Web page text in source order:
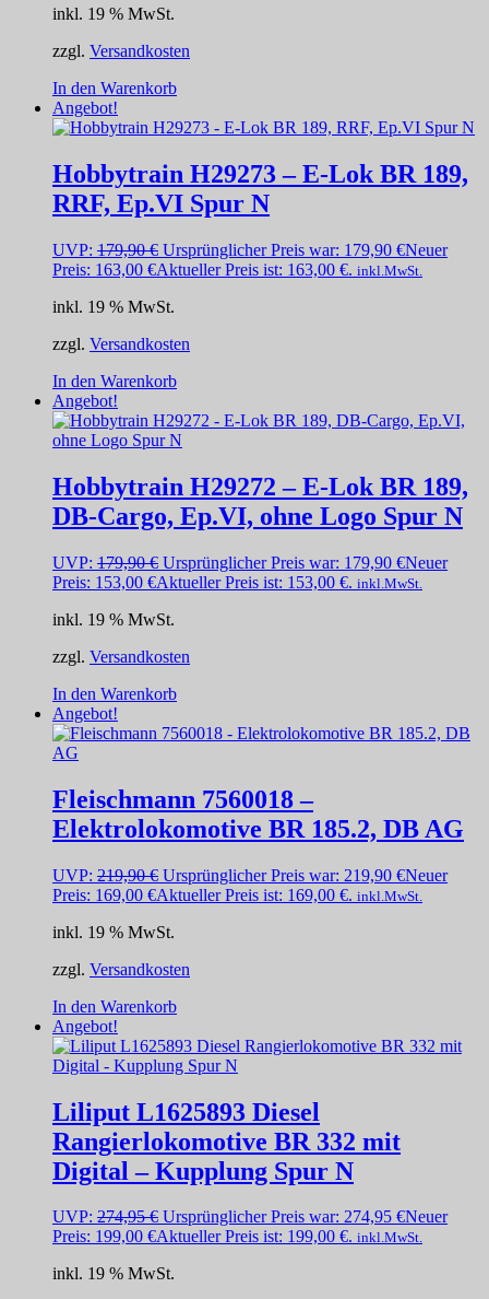
inkl. 19 % MwSt.
zzgl. Versandkosten
In den Warenkorb
Angebot!
Hobbytrain H29273 – E-Lok BR 189,
RRF, Ep.VI Spur N
UVP: 179,90€ Ursprünglicher Preis war: 179,90 €Neuer
Preis: 163,00 €Aktueller Preis ist: 163,00 €. inkl.MwSt.
inkl. 19 % MwSt.
zzgl. Versandkosten
In den Warenkorb
Angebot!
Hobbytrain H29272 – E-Lok BR 189,
DB-Cargo, Ep.VI, ohne Logo Spur N
UVP: 179,90€ Ursprünglicher Preis war: 179,90 €Neuer
Preis: 153,00 €Aktueller Preis ist: 153,00 €. inkl.MwSt.
inkl. 19 % MwSt.
zzgl. Versandkosten
In den Warenkorb
Angebot!
Fleischmann 7560018 –
Elektrolokomotive BR 185.2, DB AG
UVP: 219,90€ Ursprünglicher Preis war: 219,90 €Neuer
Preis: 169,00 €Aktueller Preis ist: 169,00 €. inkl.MwSt.
inkl. 19 % MwSt.
zzgl. Versandkosten
In den Warenkorb
Angebot!
Liliput L1625893 Diesel
Rangierlokomotive BR 332 mit
Digital – Kupplung Spur N
UVP: 274,95€ Ursprünglicher Preis war: 274,95 €Neuer
Preis: 199,00 €Aktueller Preis ist: 199,00 €. inkl.MwSt.
inkl. 19 % MwSt.